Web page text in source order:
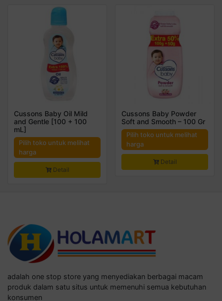
Cussons Baby Oil Mild
and Gentle [100 + 100
mL]
Pilih toko untuk melihat
harga
Detail
Cussons Baby Powder
Soft and Smooth – 100 Gr
Pilih toko untuk melihat
harga
Detail
adalah one stop store yang menyediakan berbagai macam
produk dalam satu situs untuk memenuhi semua kebutuhan
konsumen